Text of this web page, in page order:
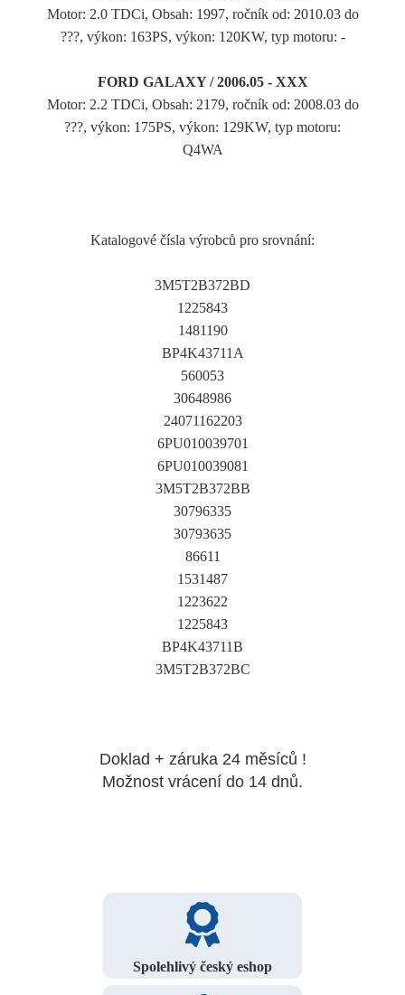
Motor: 2.0 TDCi, Obsah: 1997, ročník od: 2010.03 do
???, výkon: 163PS, výkon: 120KW, typ motoru: -
FORD GALAXY / 2006.05 - XXX
Motor: 2.2 TDCi, Obsah: 2179, ročník od: 2008.03 do
???, výkon: 175PS, výkon: 129KW, typ motoru:
Q4WA
Katalogové čísla výrobců pro srovnání:
3M5T2B372BD
1225843
1481190
BP4K43711A
560053
30648986
24071162203
6PU010039701
6PU010039081
3M5T2B372BB
30796335
30793635
86611
1531487
1223622
1225843
BP4K43711B
3M5T2B372BC
Doklad + záruka 24 měsíců !
Možnost vrácení do 14 dnů.
Spolehlivý český eshop